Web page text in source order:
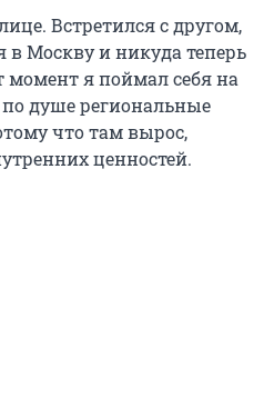
Встретился с другом,
в Москву и никуда теперь
момент я поймал себя на
душе региональные
что там вырос,
ценностей.